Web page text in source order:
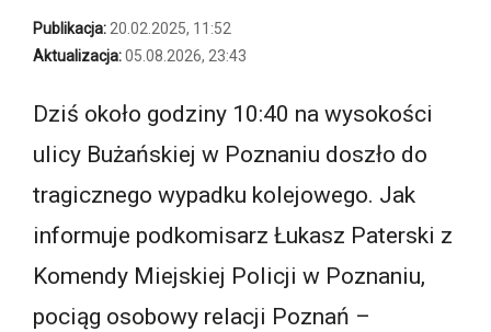
Publikacja: 20.02.2025, 11:52
Aktualizacja:05.08.2026, 23:43
Dziś około godziny 10:40 na wysokości
ulicy Bużańskiej w Poznaniu doszło do
tragicznego wypadku kolejowego. Jak
informuje podkomisarz Łukasz Paterski z
Komendy Miejskiej Policji w Poznaniu,
pociąg osobowy relacji Poznań –